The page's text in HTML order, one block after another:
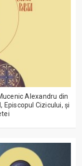
Alexandru din
Episcopul Cizicului, şi